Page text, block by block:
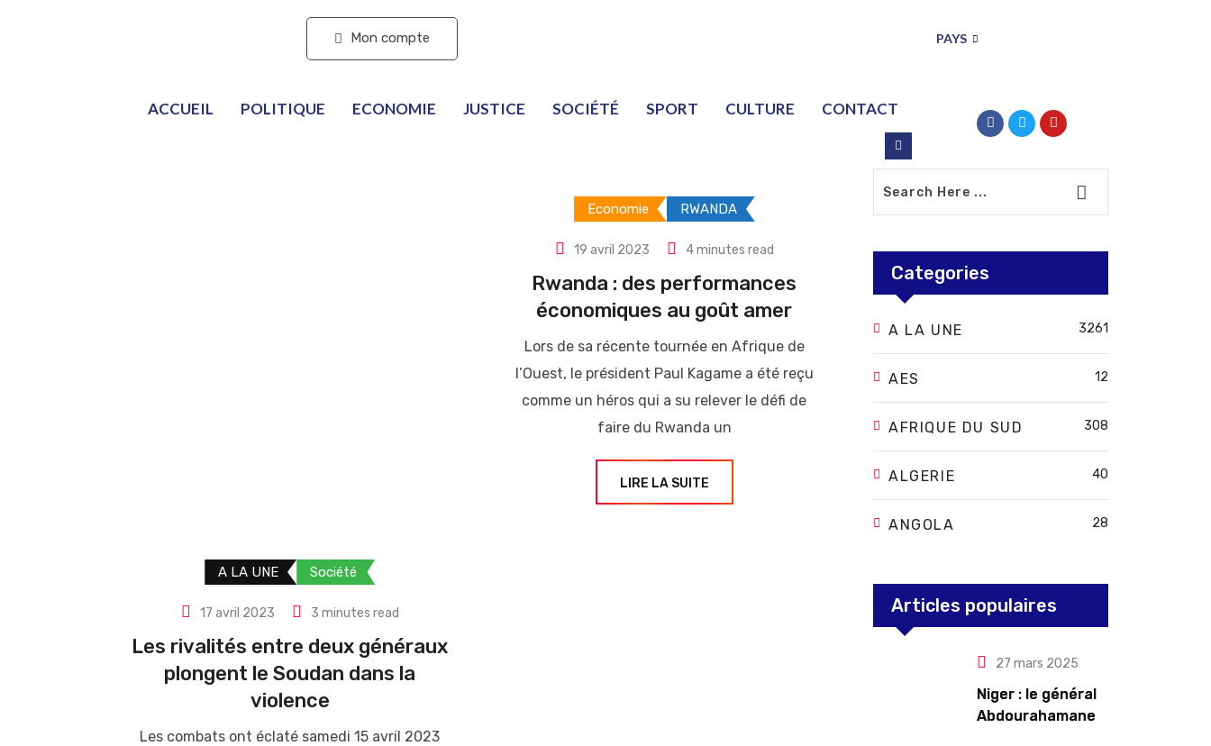
Mon compte PAYS
ACCUEIL POLITIQUE ECONOMIE JUSTICE SOCIÉTÉ SPORT CULTURE CONTACT
Economie RWANDA
19 avril 2023 4 minutes read
Rwanda : des performances
économiques au goût amer
Lors de sa récente tournée en Afrique de
l’Ouest, le président Paul Kagame a été reçu
comme un héros qui a su relever le défi de
faire du Rwanda un
LIRE LA SUITE
A LA UNE Société
17 avril 2023 3 minutes read
Les rivalités entre deux généraux
plongent le Soudan dans la
violence
Les combats ont éclaté samedi 15 avril 2023
Categories
A LA UNE 3261
AES 12
AFRIQUE DU SUD 308
ALGERIE 40
ANGOLA 28
Articles populaires
27 mars 2025
Niger : le général
Abdourahamane